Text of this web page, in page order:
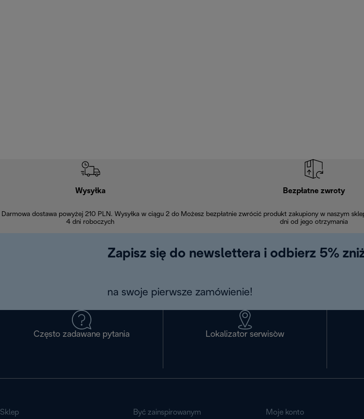
Wysyłka
Darmowa dostawa powyżej 210 PLN. Wysyłka w ciągu 2 do
4 dni roboczych
Bezpłatne zwroty
Możesz bezpłatnie zwrócić produkt zakupiony w naszym
dni od jego otrzymania
Zapisz się do newslettera i odbierz 5%
na swoje pierwsze zamówienie!
Często zadawane pytania Lokalizator serwisòw
Sklep Być zainspirowanym Moje konto